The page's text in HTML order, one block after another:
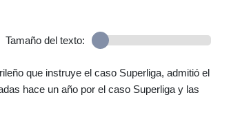
Tamaño del texto:
que instruye el caso Superliga, admitió el
hace un año por el caso Superliga y las